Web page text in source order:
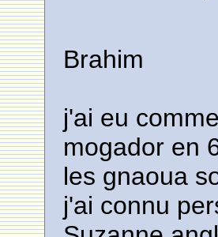
Brahim
j'ai eu
mogador en
les gnaoua
j'ai connu